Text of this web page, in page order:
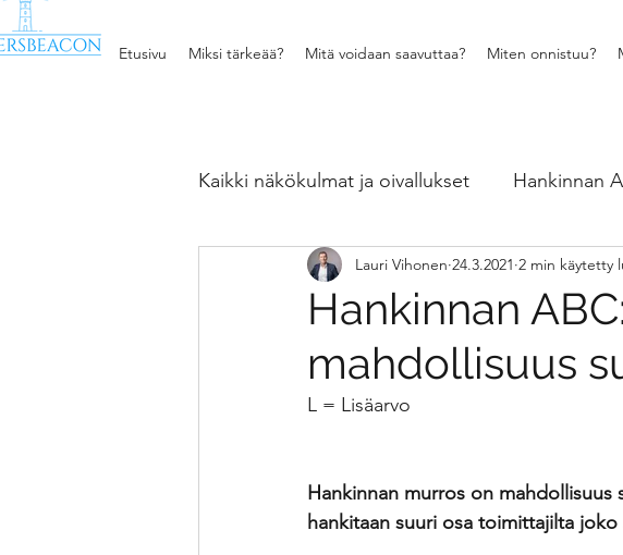
Etusivu Miksi tärkeää? Mitä voidaan saavuttaa? Miten onnistuu?
Kaikki näkökulmat ja oivallukset Hankinnan
Kehittäminen ja johtaminen
Tiedon matka kilpailueduksi 24 viisasta
PK-yrityksen hankinta
Hankinnan
mahdollisuus
Lauri Vihonen 24.3.2021 2 min käytetty
L = Lisäarvo
Hankinnan murros on mahdollisuus
hankitaan suuri osa toimittajilta